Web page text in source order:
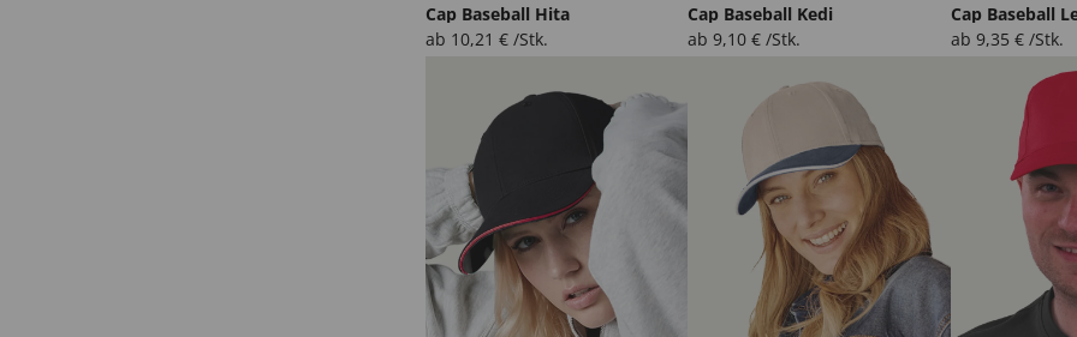
Cap Baseball Hita
ab 10,21 € /Stk.
Cap Baseball Kedi
ab9,10€ /Stk.
Cap Baseball
ab 9,35 € /Stk.